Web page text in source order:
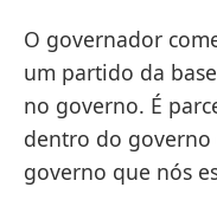
O governador
um partido da
no governo. É
dentro do governo
governo que nós